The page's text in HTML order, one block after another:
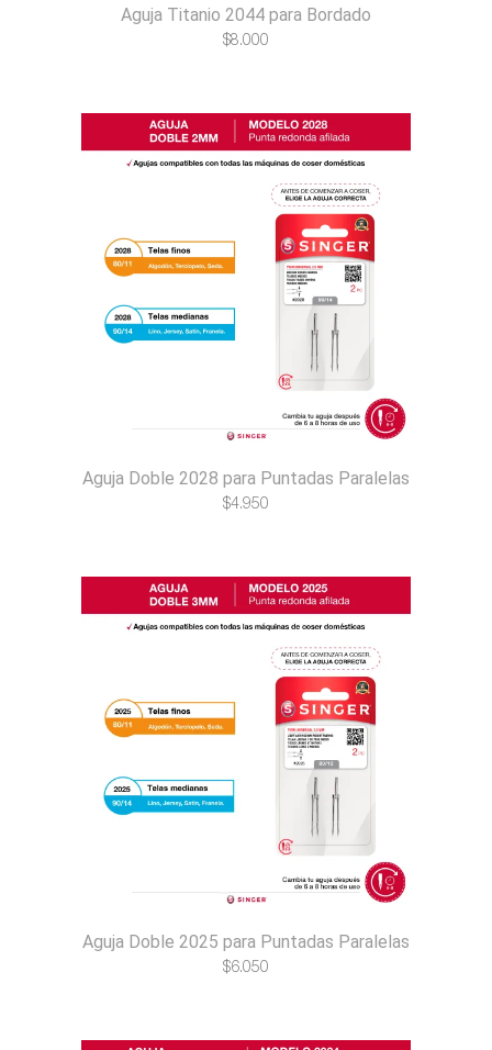
Aguja Titanio 2044 para Bordado
$8.000
Aguja Doble 2028 para Puntadas Paralelas
$4.950
Aguja Doble 2025 para Puntadas Paralelas
$6.050